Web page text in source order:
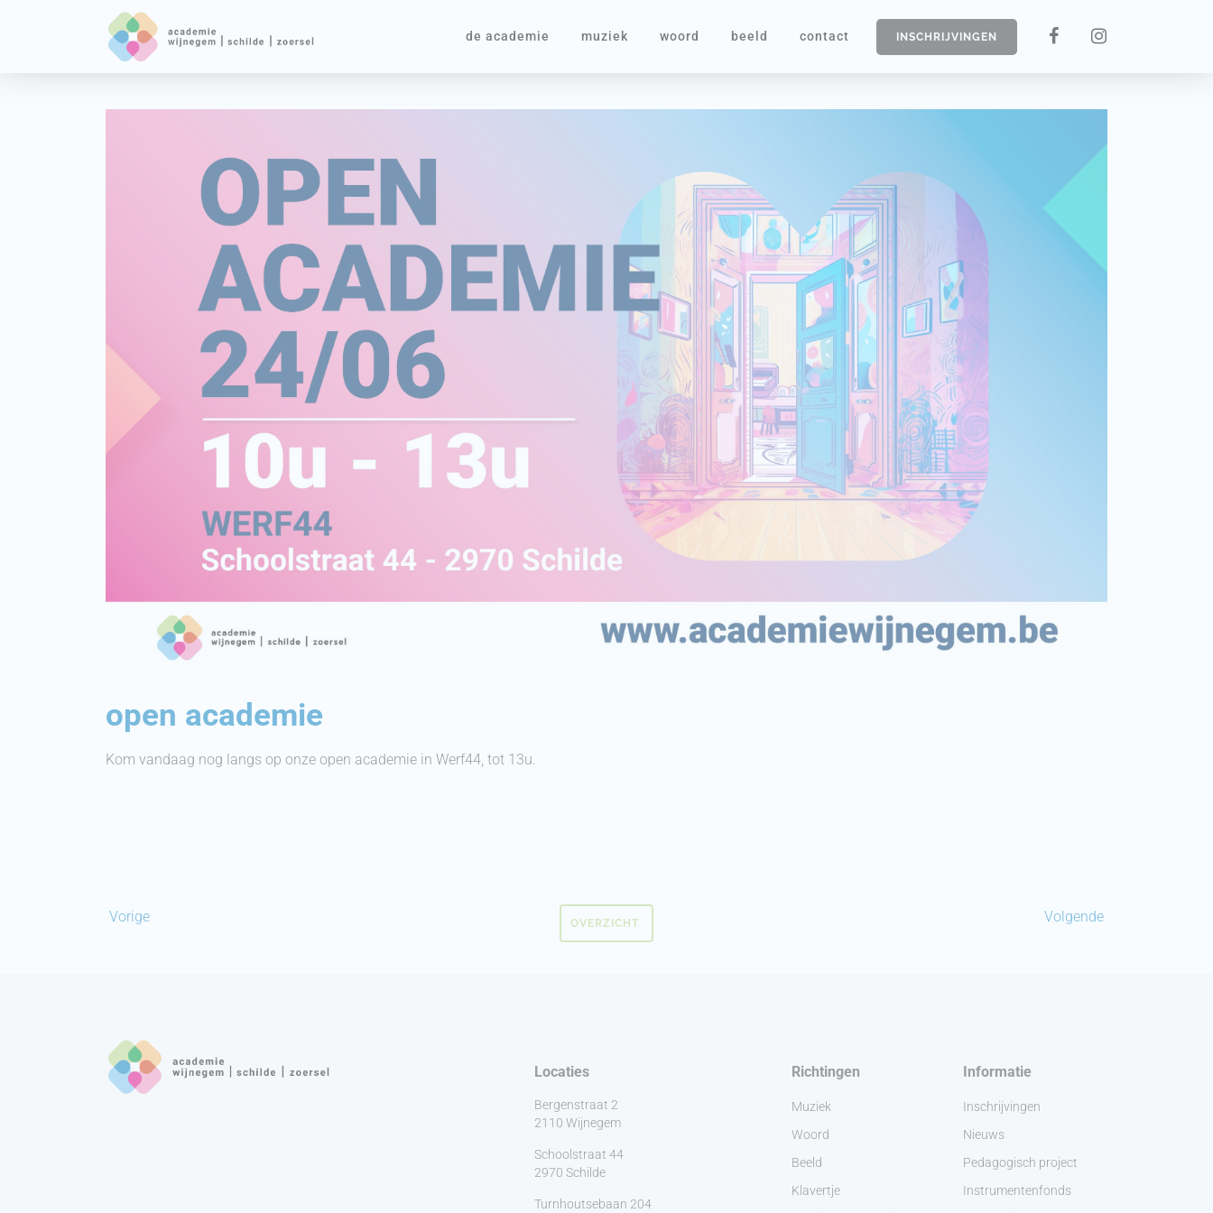
de academie muziek woord beeld contact INSCHRIJVINGEN
open academie
Kom vandaag nog langs op onze open academie in Werf44, tot 13u.
Vorige Volgende
OVERZICHT
Locaties
Bergenstraat 2
2110 Wijnegem
Schoolstraat 44
2970 Schilde
Turnhoutsebaan 204
Richtingen
Muziek
Woord
Beeld
Klavertje
Informatie
Inschrijvingen
Nieuws
Pedagogisch project
Instrumentenfonds